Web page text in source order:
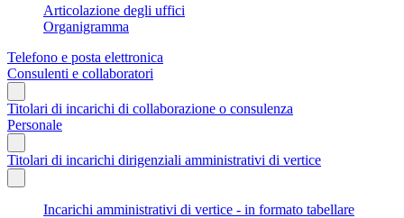
Articolazione degli uffici
Organigramma
Telefono e posta elettronica
Consulenti e collaboratori
Titolari di incarichi di collaborazione o consulenza
Personale
Titolari di incarichi dirigenziali amministrativi di vertice
Incarichi amministrativi di vertice - in formato tabellare